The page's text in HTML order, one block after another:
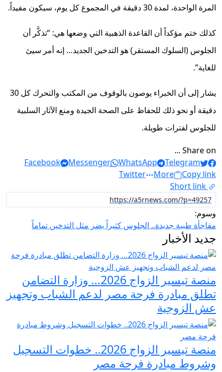
المرة الواحدة، لمدة 30 دقيقة في المجموع كل يوم، سيكون مفيداً.
كذلك ختم مؤكداً أن القاعدة الذهبية التي وضعها هي: “تذكَّر أن
الجلوس (السلوك المستقر) هو التدخين الجديد… إنه أمر سيئ
للغاية”.
يشار إلى أن الخبراء يوصون بالوقوف من المكتب والتحرك كل 30
دقيقة أو نحو ذلك للحفاظ على الصحة الجيدة ومنع الآثار السلبية
للجلوس لفترات طويلة.
Share on ...
Facebook
Messenger WhatsApp
Telegram
Twitter
More
Copy link
Short link
وسوم:
مفاجأة طبية جديدة.. الجلوس كثيراً يضر مثل التدخين تماماً
جديد الأخبار
منصة تيسير الزواج 2026… وزارة التضامن
تطلق مبادرة فرحة مصر لدعم الشباب وتجهيز
عش الزوجية
منصة تيسير الزواج 2026.. خطوات التسجيل
وشروط مبادرة فرحة مصر